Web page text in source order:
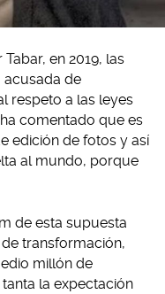
en 2019, las
acusada de
respeto a las leyes
comentado que es
edición de fotos y así
al mundo, porque
de esta supuesta
transformación,
millón de
la expectación